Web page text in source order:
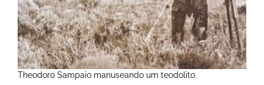
Theodoro Sampaio manuseando um teodolito.